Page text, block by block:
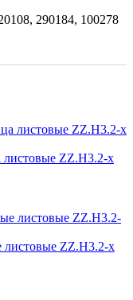
290184, 100278
листовые ZZ.Н3.2-х
листовые ZZ.Н3.2-х